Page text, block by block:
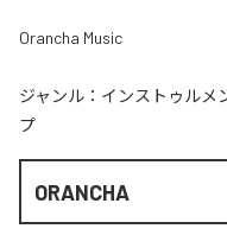
Orancha Music
ジャンル： インストゥルメ
プ
ORANCHA